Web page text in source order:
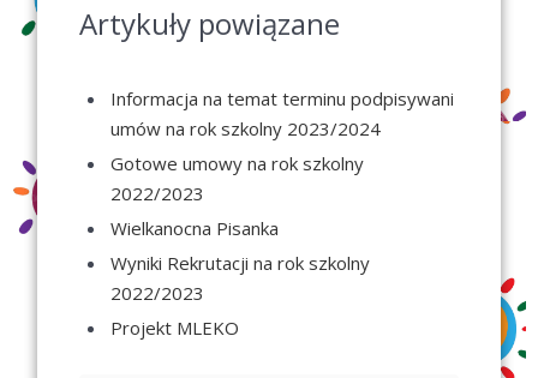
Artykuły powiązane
Informacja na temat terminu podpisywani
umów na rok szkolny 2023/2024
Gotowe umowy na rok szkolny
2022/2023
Wielkanocna Pisanka
Wyniki Rekrutacji na rok szkolny
2022/2023
Projekt MLEKO